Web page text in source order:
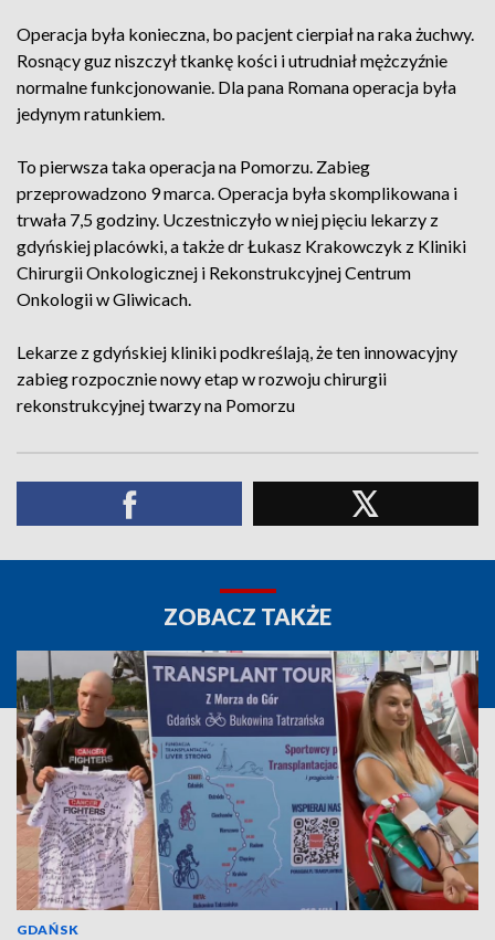
Operacja była konieczna, bo pacjent cierpiał na raka żuchwy.
Rosnący guz niszczył tkankę kości i utrudniał mężczyźnie
normalne funkcjonowanie. Dla pana Romana operacja była
jedynym ratunkiem.
To pierwsza taka operacja na Pomorzu. Zabieg
przeprowadzono 9 marca. Operacja była skomplikowana i
trwała 7,5 godziny. Uczestniczyło w niej pięciu lekarzy z
gdyńskiej placówki, a także dr Łukasz Krakowczyk z Kliniki
Chirurgii Onkologicznej i Rekonstrukcyjnej Centrum
Onkologii w Gliwicach.
Lekarze z gdyńskiej kliniki podkreślają, że ten innowacyjny
zabieg rozpocznie nowy etap w rozwoju chirurgii
rekonstrukcyjnej twarzy na Pomorzu
ZOBACZ TAKŻE
GDAŃSK